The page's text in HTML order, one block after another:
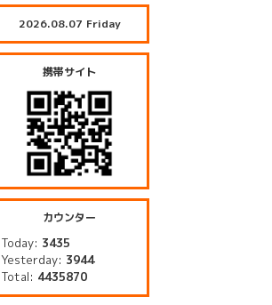
2026.08.07 Friday
携帯サイト
カウンター
Today: 3435
Yesterday: 3944
Total: 4435870